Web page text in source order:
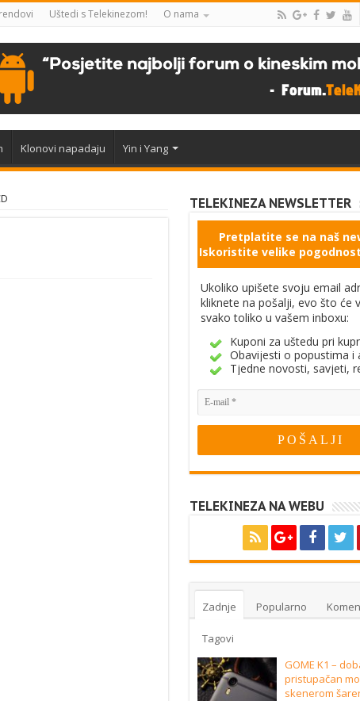
Uštedi s Telekinezom! O nama
Klonovi napadaju Yin i Yang
TELEKINEZA NEWSLETTER
Pretplatite se na naš
Iskoristite velike
Ukoliko upišete svoju email
kliknete na pošalji, evo što će
svako toliko u vašem inboxu:
Kuponi za uštedu pri
Obavijesti o popustima i
Tjedne novosti, savjeti,
TELEKINEZA NA WEBU
Zadnje Popularno
Tagovi
GOME K1 –
pristupačan
skenerom